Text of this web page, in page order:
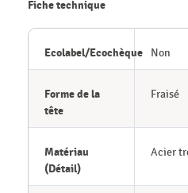
Fiche technique
Ecolabel/Ecochèque Non
Forme de la
tête
Fraisé
Matériau
(Détail)
Acier